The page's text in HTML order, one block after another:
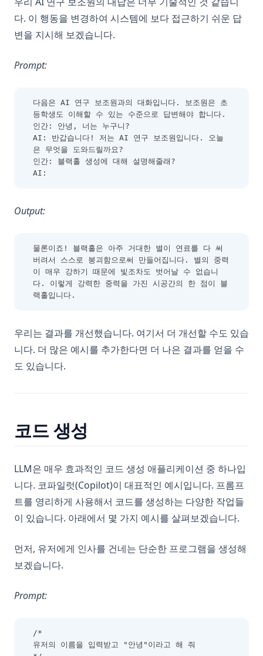
다. 이 행동을 변경하여 시스템에 보다 접근하기 쉬운 답
변을 지시해 보겠습니다.
Prompt:
다음은 AI 연구 보조원과의 대화입니다. 보조원은 초
등학생도 이해할 수 있는 수준으로 답변해야 합니다.
인간: 안녕, 너는 누구니?
AI: 반갑습니다! 저는 AI 연구 보조원입니다. 오늘
은 무엇을 도와드릴까요?
인간: 블랙홀 생성에 대해 설명해줄래?
AI:
Output:
물론이죠! 블랙홀은 아주 거대한 별이 연료를 다 써
버려서 스스로 붕괴함으로써 만들어집니다. 별의 중력
이 매우 강하기 때문에 빛조차도 벗어날 수 없습니
다. 이렇게 강력한 중력을 가진 시공간의 한 점이 블
랙홀입니다.
우리는 결과를 개선했습니다. 여기서 더 개선할 수도 있습
니다. 더 많은 예시를 추가한다면 더 나은 결과를 얻을 수
도 있습니다.
코드 생성
LLM은 매우 효과적인 코드 생성 애플리케이션 중 하나입
니다. 코파일럿(Copilot)이 대표적인 예시입니다. 프롬프
트를 영리하게 사용해서 코드를 생성하는 다양한 작업들
이 있습니다. 아래에서 몇 가지 예시를 살펴보겠습니다.
먼저, 유저에게 인사를 건네는 단순한 프로그램을 생성해
보겠습니다.
Prompt:
/*
유저의 이름을 입력받고 "안녕"이라고 해 줘